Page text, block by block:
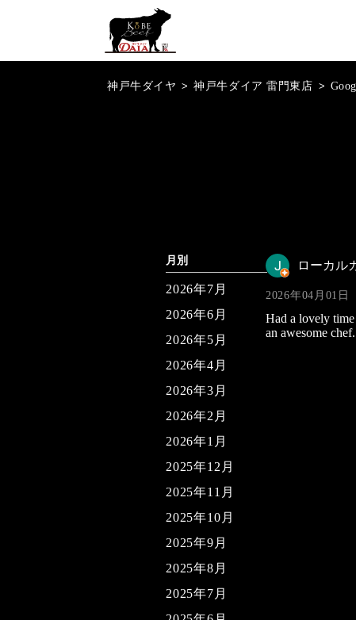
神戸牛ダイヤ > 神戸牛ダイア 雷門東店 >
ローカル
2026年04月01日
Had a lovely
an awesome
月別
2026年7月
2026年6月
2026年5月
2026年4月
2026年3月
2026年2月
2026年1月
2025年12月
2025年11月
2025年10月
2025年9月
2025年8月
2025年7月